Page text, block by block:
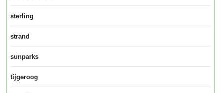
sterling
strand
sunparks
tijgeroog